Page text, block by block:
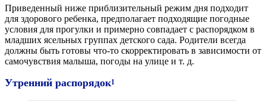
Приведенный ниже приблизительный режим дня подходит
для здорового ребенка, предполагает подходящие погодные
условия для прогулки и примерно совпадает с распорядком в
младших ясельных группах детского сада. Родители всегда
должны быть готовы что-то скорректировать в зависимости от
самочувствия малыша, погоды на улице и т. д.
Утренний распорядок1